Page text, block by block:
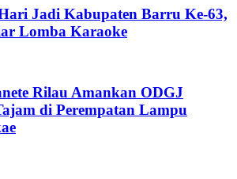
Jadi Kabupaten Barru Ke-63,
Lomba Karaoke
Rilau Amankan ODGJ
di Perempatan Lampu